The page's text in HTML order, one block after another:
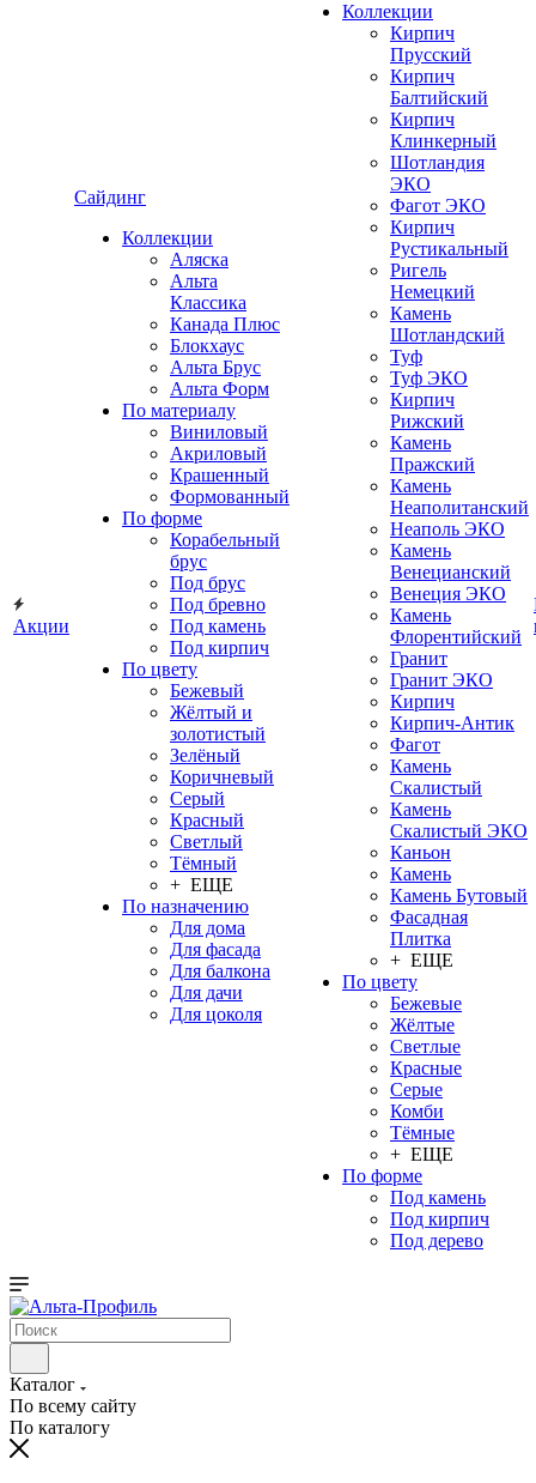
Акции
Сайдинг
Коллекции
Аляска
Альта
Классика
Канада Плюс
Блокхаус
Альта Брус
Альта Форм
По материалу
Виниловый
Акриловый
Крашенный
Формованный
По форме
Корабельный
брус
Под брус
Под бревно
Под камень
Под кирпич
По цвету
Бежевый
Жёлтый и
золотистый
Зелёный
Коричневый
Серый
Красный
Светлый
Тёмный
+ ЕЩЕ
По назначению
Для дома
Для фасада
Для балкона
Для дачи
Для цоколя
Коллекции
Кирпич
Прусский
Кирпич
Балтийский
Кирпич
Клинкерный
Шотландия
ЭКО
Фагот ЭКО
Кирпич
Рустикальный
Ригель
Немецкий
Камень
Шотландский
Туф
Туф ЭКО
Кирпич
Рижский
Камень
Пражский
Камень
Неаполитанский
Неаполь ЭКО
Камень
Венецианский
Венеция ЭКО
Камень
Флорентийский
Гранит
Гранит ЭКО
Кирпич
Кирпич-Антик
Фагот
Камень
Скалистый
Камень
Скалистый ЭКО
Каньон
Камень
Камень Бутовый
Фасадная
Плитка
+ ЕЩЕ
По цвету
Бежевые
Жёлтые
Светлые
Красные
Серые
Комби
Тёмные
+ ЕЩЕ
По форме
Под камень
Под кирпич
Под дерево
Каталог
По всему сайту
По каталогу